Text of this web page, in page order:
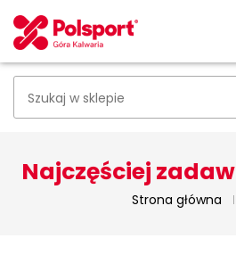
Najczęściej
Strona główna